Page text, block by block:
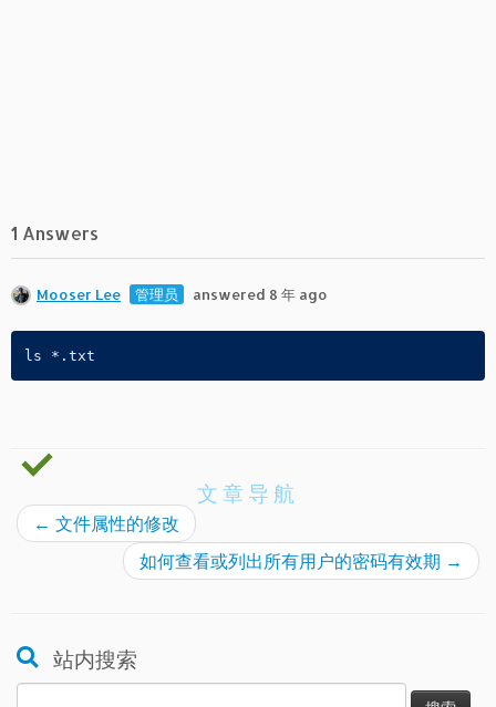
1 Answers
Mooser Lee 管理员 answered 8 年 ago
ls *.txt
文章导航
← 文件属性的修改
如何查看或列出所有用户的密码有效期 →
站内搜索